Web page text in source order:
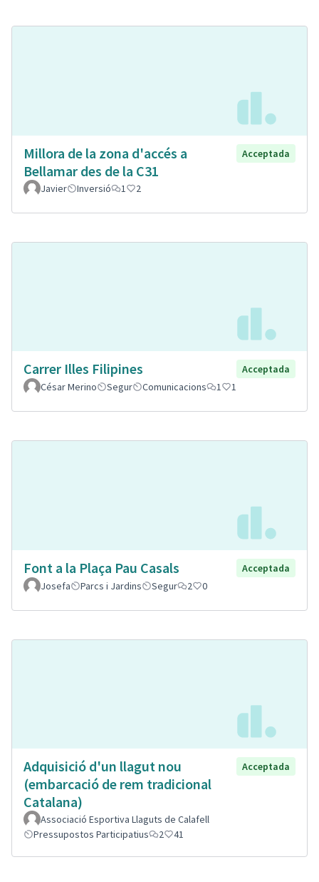
Millora de la zona d'accés a
Bellamar des de la C31
Acceptada
Javier Inversió 1 2
Carrer Illes Filipines
Acceptada
César Merino
Segur Comunicacions 1 1
Font a la Plaça Pau Casals
Acceptada
Josefa
Parcs i Jardins Segur 2 0
Adquisició d'un llagut nou
(embarcació de rem tradicional
Catalana)
Acceptada
Associació Esportiva Llaguts de Calafell
Pressupostos Participatius
2 41